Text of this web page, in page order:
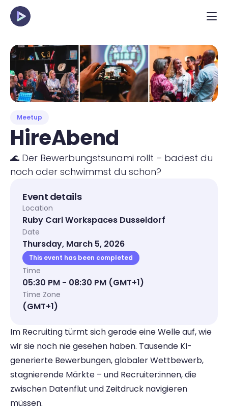
Meetup
HireAbend
🌊 Der Bewerbungstsunami rollt – badest du
noch oder schwimmst du schon?
Event details
Location
Ruby Carl Workspaces Dusseldorf
Date
Thursday, March 5, 2026
This event has been completed
Time
05:30 PM - 08:30 PM (GMT+1)
Time Zone
(GMT+1)
Im Recruiting türmt sich gerade eine Welle auf, wie
wir sie noch nie gesehen haben. Tausende KI-
generierte Bewerbungen, globaler Wettbewerb,
stagnierende Märkte – und Recruiter:innen, die
zwischen Datenflut und Zeitdruck navigieren
müssen.